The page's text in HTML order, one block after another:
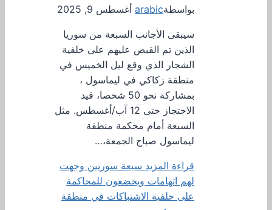
بواسطةarabic أغسطس 9, 2025
سيبقى الأجانب السبعة من سوريا
الذين تم القبض عليهم على خلفية
الشجار الذي وقع ليل الخميس في
منطقة زكاكي في ليماسول ،
بمشاركة نحو 50 شخصا، قيد
الاحتجاز حتى 12 آب/أغسطس. مثل
السبعة أمام محكمة منطقة
ليماسول صباح الجمعة،…
قراءة المزيد سبعة سوريين وجهت
لهم اتهامات ويخضعون للمحاكمة
على خلفية الاشتباكات في منطقة